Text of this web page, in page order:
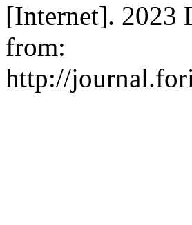
[Internet]. 2023
from:
http://